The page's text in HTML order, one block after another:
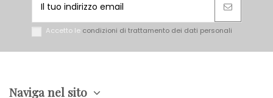
Accetto le condizioni di trattamento dei dati personali
Naviga nel sito